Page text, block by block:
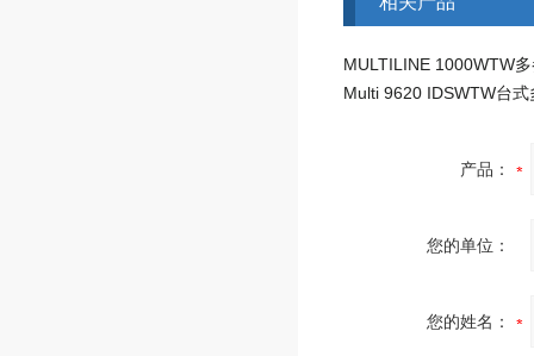
产品：
您的单位：
您的姓名：